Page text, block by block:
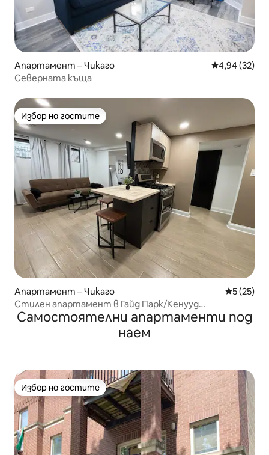
Апартамент – Чикаго Средна
4,94 (32)
Северната къща
Избор на гостите
Избор на гостите
Апартамент – Чикаго Средна
5 (25)
Стилен апартамент в Гайд Парк/Кенууд
Браунстоун Гардън
Самостоятелни апартаменти под
наем
Избор на гостите
Избор на гостите